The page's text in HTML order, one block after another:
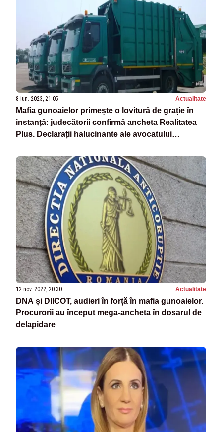
8 iun. 2023, 21:05 Actualitate
Mafia gunoaielor primește o lovitură de grație în
instanță: judecătorii confirmă ancheta Realitatea
Plus. Declarații halucinante ale avocatului
12 nov. 2022, 20:30 Actualitate
DNA și DIICOT, audieri în forță în mafia gunoaielor.
Procurorii au început mega-ancheta în dosarul de
delapidare